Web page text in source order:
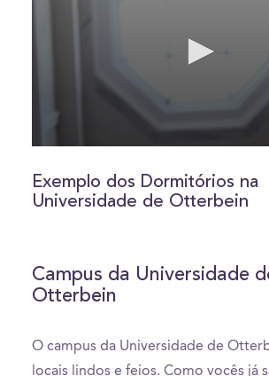
of
1
minute,
Exemplo dos Dormitórios na
Universidade de Otterbein
Campus da Universidade
Otterbein
O campus da Universidade de
locais lindos e feios. Como vocês já